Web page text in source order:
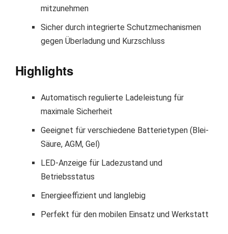
mitzunehmen
Sicher durch integrierte Schutzmechanismen
gegen Überladung und Kurzschluss
Highlights
Automatisch regulierte Ladeleistung für
maximale Sicherheit
Geeignet für verschiedene Batterietypen (Blei-
Säure, AGM, Gel)
LED-Anzeige für Ladezustand und
Betriebsstatus
Energieeffizient und langlebig
Perfekt für den mobilen Einsatz und Werkstatt